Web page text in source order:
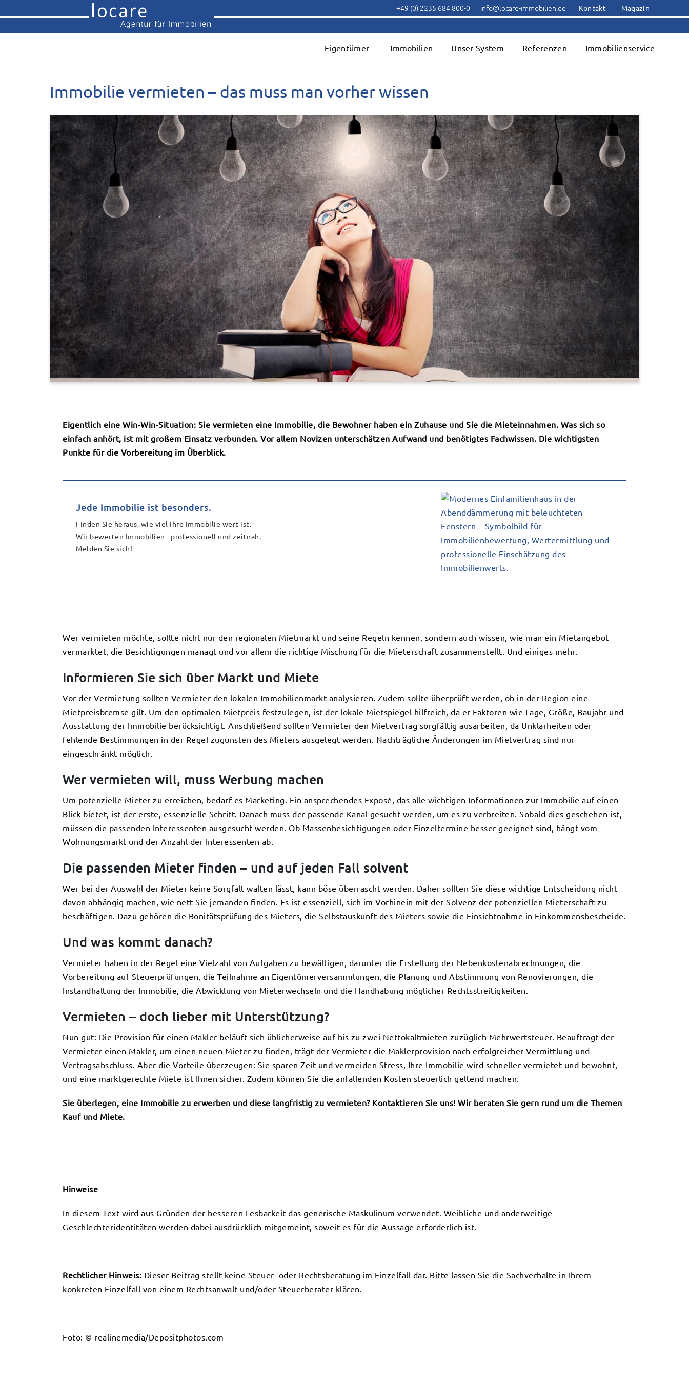
Magazin
Kontakt
+49 (0) 2235 684 800-0 info@locare-immobilien.de
Eigentümer Immobilien Unser System Referenzen Immobilienservice
Immobilie vermieten – das muss man vorher wissen
Eigentlich eine Win-Win-Situation: Sie vermieten eine Immobilie, die Bewohner haben ein Zuhause und Sie die Mieteinnahmen. Was sich so
einfach anhört, ist mit großem Einsatz verbunden. Vor allem Novizen unterschätzen Aufwand und benötigtes Fachwissen. Die wichtigsten
Punkte für die Vorbereitung im Überblick.
Jede Immobilie ist besonders.
Finden Sie heraus, wie viel Ihre Immobilie wert ist.
Wir bewerten Immobilien - professionell und zeitnah.
Melden Sie sich!
Wer vermieten möchte, sollte nicht nur den regionalen Mietmarkt und seine Regeln kennen, sondern auch wissen, wie man ein Mietangebot
vermarktet, die Besichtigungen managt und vor allem die richtige Mischung für die Mieterschaft zusammenstellt. Und einiges mehr.
Informieren Sie sich über Markt und Miete
Vor der Vermietung sollten Vermieter den lokalen Immobilienmarkt analysieren. Zudem sollte überprüft werden, ob in der Region eine
Mietpreisbremse gilt. Um den optimalen Mietpreis festzulegen, ist der lokale Mietspiegel hilfreich, da er Faktoren wie Lage, Größe, Baujahr und
Ausstattung der Immobilie berücksichtigt. Anschließend sollten Vermieter den Mietvertrag sorgfältig ausarbeiten, da Unklarheiten oder
fehlende Bestimmungen in der Regel zugunsten des Mieters ausgelegt werden. Nachträgliche Änderungen im Mietvertrag sind nur
eingeschränkt möglich.
Wer vermieten will, muss Werbung machen
Um potenzielle Mieter zu erreichen, bedarf es Marketing. Ein ansprechendes Exposé, das alle wichtigen Informationen zur Immobilie auf einen
Blick bietet, ist der erste, essenzielle Schritt. Danach muss der passende Kanal gesucht werden, um es zu verbreiten. Sobald dies geschehen ist,
müssen die passenden Interessenten ausgesucht werden. Ob Massenbesichtigungen oder Einzeltermine besser geeignet sind, hängt vom
Wohnungsmarkt und der Anzahl der Interessenten ab.
Die passenden Mieter finden – und auf jeden Fall solvent
Wer bei der Auswahl der Mieter keine Sorgfalt walten lässt, kann böse überrascht werden. Daher sollten Sie diese wichtige Entscheidung nicht
davon abhängig machen, wie nett Sie jemanden finden. Es ist essenziell, sich im Vorhinein mit der Solvenz der potenziellen Mieterschaft zu
beschäftigen. Dazu gehören die Bonitätsprüfung des Mieters, die Selbstauskunft des Mieters sowie die Einsichtnahme in Einkommensbescheide.
Und was kommt danach?
Vermieter haben in der Regel eine Vielzahl von Aufgaben zu bewältigen, darunter die Erstellung der Nebenkostenabrechnungen, die
Vorbereitung auf Steuerprüfungen, die Teilnahme an Eigentümerversammlungen, die Planung und Abstimmung von Renovierungen, die
Instandhaltung der Immobilie, die Abwicklung von Mieterwechseln und die Handhabung möglicher Rechtsstreitigkeiten.
Vermieten – doch lieber mit Unterstützung?
Nun gut: Die Provision für einen Makler beläuft sich üblicherweise auf bis zu zwei Nettokaltmieten zuzüglich Mehrwertsteuer. Beauftragt der
Vermieter einen Makler, um einen neuen Mieter zu finden, trägt der Vermieter die Maklerprovision nach erfolgreicher Vermittlung und
Vertragsabschluss. Aber die Vorteile überzeugen: Sie sparen Zeit und vermeiden Stress, Ihre Immobilie wird schneller vermietet und bewohnt,
und eine marktgerechte Miete ist Ihnen sicher. Zudem können Sie die anfallenden Kosten steuerlich geltend machen.
Sie überlegen, eine Immobilie zu erwerben und diese langfristig zu vermieten? Kontaktieren Sie uns! Wir beraten Sie gern rund um die Themen
Kauf und Miete.
Hinweise
In diesem Text wird aus Gründen der besseren Lesbarkeit das generische Maskulinum verwendet. Weibliche und anderweitige
Geschlechteridentitäten werden dabei ausdrücklich mitgemeint, soweit es für die Aussage erforderlich ist.
Rechtlicher Hinweis: Dieser Beitrag stellt keine Steuer- oder Rechtsberatung im Einzelfall dar. Bitte lassen Sie die Sachverhalte in Ihrem
konkreten Einzelfall von einem Rechtsanwalt und/oder Steuerberater klären.
Foto: © realinemedia/Depositphotos.com